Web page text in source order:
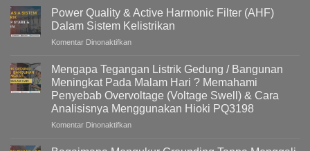
Power Quality & Active Harmonic Filter (AHF)
Dalam Sistem Kelistrikan
Komentar Dinonaktifkanpada
Quality
&
Active
Harmonic
Filter
(AHF)
Sistem
Mengapa Tegangan Listrik Gedung / Bangunan
Meningkat Pada Malam Hari ? Memahami
Penyebab Overvoltage (Voltage Swell) & Cara
Analisisnya Menggunakan Hioki PQ3198
Komentar Dinonaktifkanpada
Tegangan